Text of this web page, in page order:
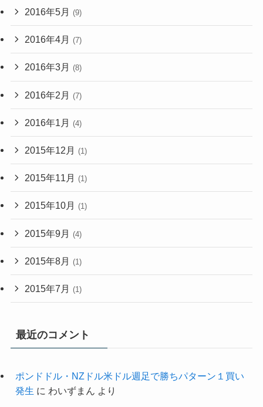
2016年5月 (9)
2016年4月 (7)
2016年3月 (8)
2016年2月 (7)
2016年1月 (4)
2015年12月 (1)
2015年11月 (1)
2015年10月 (1)
2015年9月 (4)
2015年8月 (1)
2015年7月 (1)
最近のコメント
ポンドドル・NZドル米ドル週足で勝ちパターン１買い
発生 に わいずまん より